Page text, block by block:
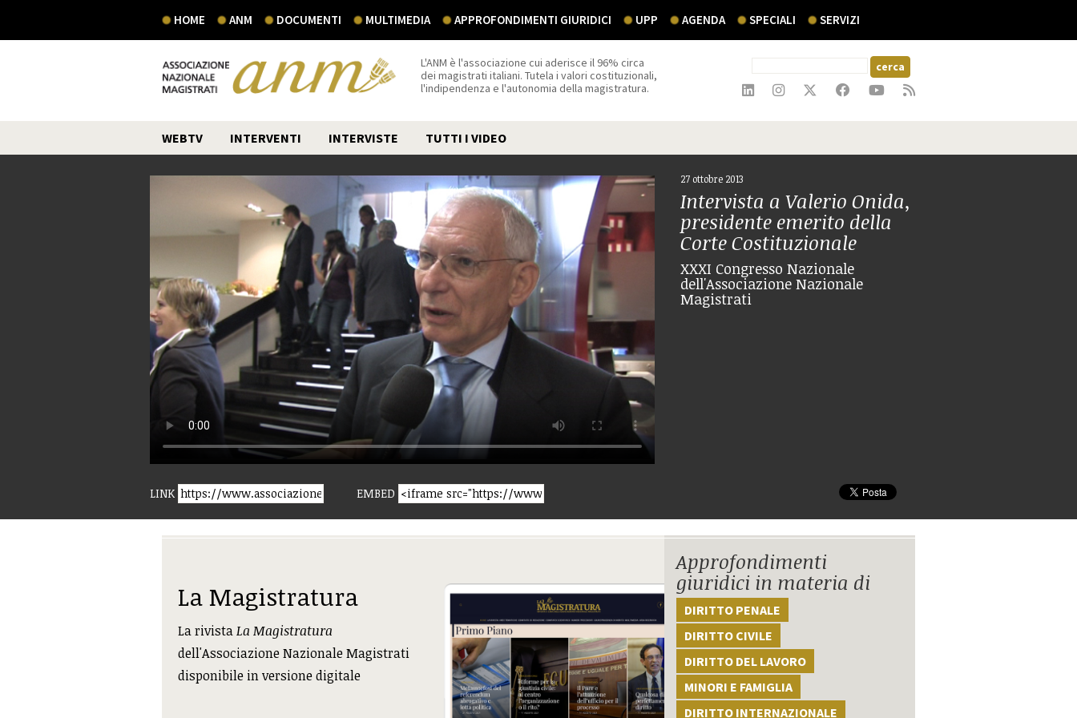
HOME ANM DOCUMENTI MULTIMEDIA APPROFONDIMENTI GIURIDICI UPP AGENDA SPECIALI SERVIZI
L'ANM è l'associazione cui aderisce il 96% circa
dei magistrati italiani. Tutela i valori costituzionali,
l'indipendenza e l'autonomia della magistratura.
WEBTV INTERVENTI INTERVISTE TUTTI I VIDEO
27 ottobre 2013
Intervista a Valerio Onida,
presidente emerito della
Corte Costituzionale
XXXI Congresso Nazionale
dell'Associazione Nazionale
Magistrati
LINK EMBED
La Magistratura
La rivistaLa Magistratura
dell'Associazione Nazionale Magistrati
disponibile in versione digitale
Approfondimenti
giuridici in materia di
DIRITTO PENALE
DIRITTO CIVILE
DIRITTO DEL LAVORO
MINORI E FAMIGLIA
DIRITTO INTERNAZIONALE